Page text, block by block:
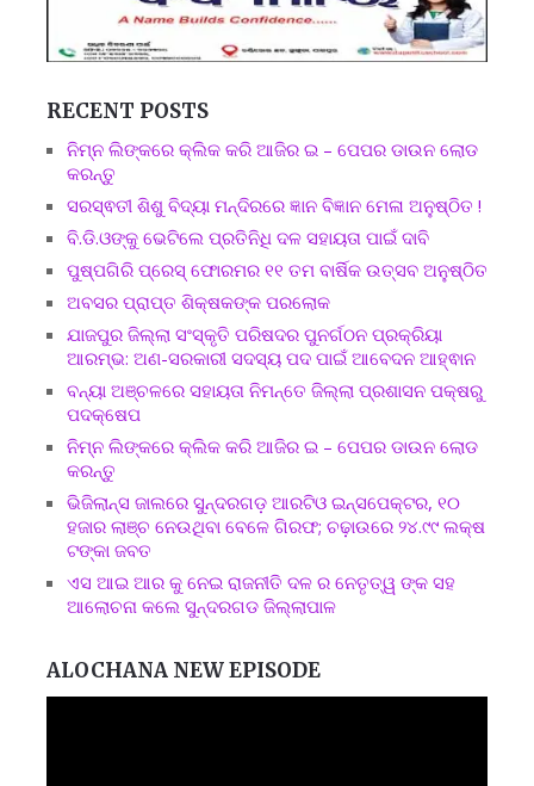
RECENT POSTS
ନିମ୍ନ ଲିଙ୍କରେ କ୍ଲିକ କରି ଆଜିର ଇ – ପେପର ଡାଉନ ଲୋଡ
କରନ୍ତୁ
ସରସ୍ଵତୀ ଶିଶୁ ବିଦ୍ୟା ମନ୍ଦିରରେ ଜ୍ଞାନ ବିଜ୍ଞାନ ମେଳା ଅନୁଷ୍ଠିତ !
ବି.ଡି.ଓଙ୍କୁ ଭେଟିଲେ ପ୍ରତିନିଧି ଦଳ ସହାୟତା ପାଇଁ ଦାବି
ପୁଷ୍ପଗିରି ପ୍ରେସ୍ ଫୋରମର ୧୧ ତମ ବାର୍ଷିକ ଉତ୍ସବ ଅନୁଷ୍ଠିତ
ଅବସର ପ୍ରାପ୍ତ ଶିକ୍ଷକଙ୍କ ପରଲୋକ
ଯାଜପୁର ଜିଲ୍ଲା ସଂସ୍କୃତି ପରିଷଦର ପୁନର୍ଗଠନ ପ୍ରକ୍ରିୟା
ଆରମ୍ଭ: ଅଣ-ସରକାରୀ ସଦସ୍ୟ ପଦ ପାଇଁ ଆବେଦନ ଆହ୍ଵାନ
ବନ୍ୟା ଅଞ୍ଚଳରେ ସହାୟତା ନିମନ୍ତେ ଜିଲ୍ଲା ପ୍ରଶାସନ ପକ୍ଷରୁ
ପଦକ୍ଷେପ
ନିମ୍ନ ଲିଙ୍କରେ କ୍ଲିକ କରି ଆଜିର ଇ – ପେପର ଡାଉନ ଲୋଡ
କରନ୍ତୁ
ଭିଜିଲାନ୍ସ ଜାଲରେ ସୁନ୍ଦରଗଡ଼ ଆରଟିଓ ଇନ୍ସପେକ୍ଟର, ୧୦
ହଜାର ଲାଞ୍ଚ ନେଉଥିବା ବେଳେ ଗିରଫ; ଚଢ଼ାଉରେ ୨୪.୯୯ ଲକ୍ଷ
ଟଙ୍କା ଜବତ
ଏସ ଆଇ ଆର କୁ ନେଇ ରାଜନୀତି ଦଳ ର ନେତୃତ୍ୱ ଙ୍କ ସହ
ଆଲୋଚନା କଲେ ସୁନ୍ଦରଗଡ ଜିଲ୍ଲାପାଳ
ALOCHANA NEW EPISODE